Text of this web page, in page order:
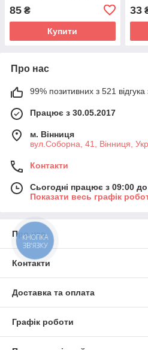
85 ₴
Купити
33
Про нас
99% позитивних з 521 відгука
Працює з 30.05.2017
м. Вінниця
вул.Соборна, 41, Вінниця,
Контакти
Сьогодні працює з 09:00
Показати весь графік
Про нас
Контакти
Доставка та оплата
Графік роботи
КНОПКА
ЗВ'ЯЗКУ